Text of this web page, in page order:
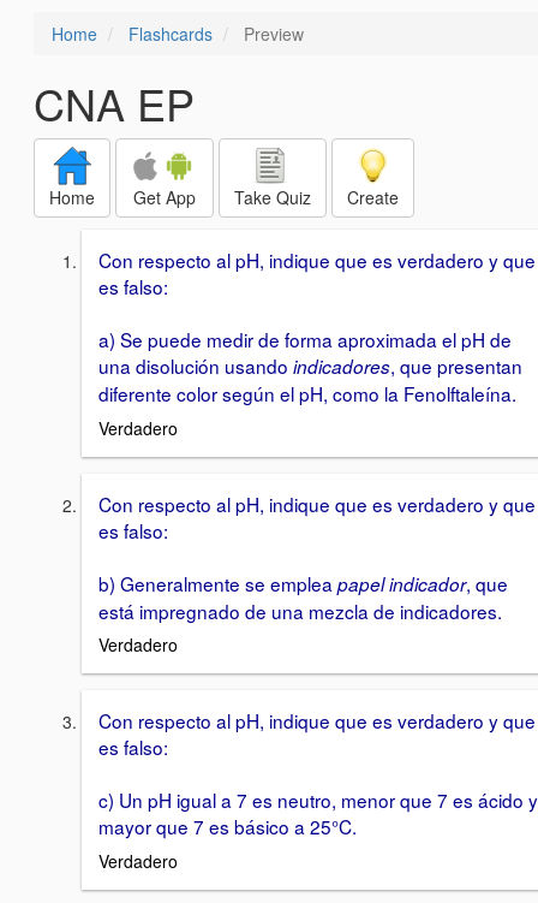
Home Flashcards Preview
CNA EP
Home Get App Take Quiz Create
Con respecto al pH, indique que es verdadero y que
es falso:
a) Se puede medir de forma aproximada el pH de
una disolución usando indicadores, que presentan
diferente color según el pH, como la Fenolftaleína.
Verdadero
Con respecto al pH, indique que es verdadero y que
es falso:
b) Generalmente se emplea papel indicador, que
está impregnado de una mezcla de indicadores.
Verdadero
Con respecto al pH, indique que es verdadero y que
es falso:
c) Un pH igual a 7 es neutro, menor que 7 es ácido y
mayor que 7 es básico a 25°C.
Verdadero